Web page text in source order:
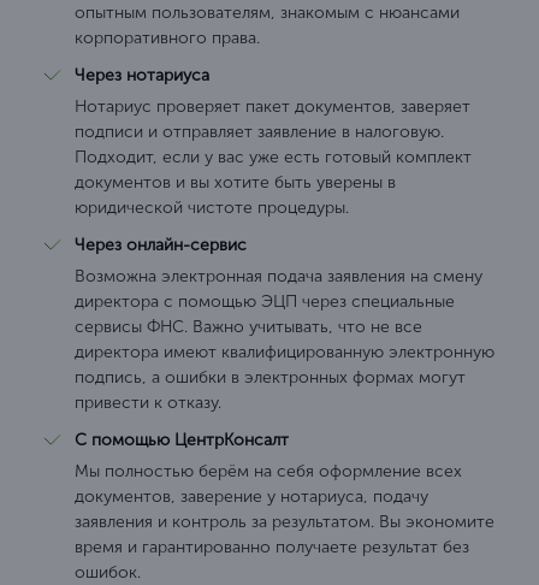
опытным пользователям, знакомым с нюансами
корпоративного права.
Через нотариуса
Нотариус проверяет пакет документов, заверяет
подписи и отправляет заявление в налоговую.
Подходит, если у вас уже есть готовый комплект
документов и вы хотите быть уверены в
юридической чистоте процедуры.
Через онлайн-сервис
Возможна электронная подача заявления на смену
директора с помощью ЭЦП через специальные
сервисы ФНС. Важно учитывать, что не все
директора имеют квалифицированную электронную
подпись, а ошибки в электронных формах могут
привести к отказу.
С помощью ЦентрКонсалт
Мы полностью берём на себя оформление всех
документов, заверение у нотариуса, подачу
заявления и контроль за результатом. Вы экономите
время и гарантированно получаете результат без
ошибок.